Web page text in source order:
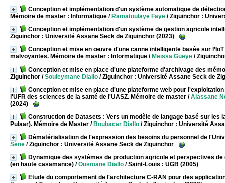
Conception et implémentation d'un système automatique de
Mémoire de master : Informatique / Ramatoulaye Faye / Ziguinchor :
Conception et implémentation d'un système de gestion agricole
Ziguinchor : Université Assane Seck de Ziguinchor (2023)
Conception et mise en œuvre d'une canne intelligente basée sur
malvoyantes. Mémoire de master : Informatique / Meïssa Gueye /
Conception et mise en place d'une plateforme d'archivage des
Ziguinchor /Souleymane Diallo / Ziguinchor : Université Assane Seck de
Conception et mise en place d'une plateforme web pour
l'UFR des sciences de la santé de l'UASZ. Mémoire de master /Alassane
(2024)
Construction de Datasets : Vers un modèle de langage basé sur les
Pulaar). Mémoire de Master / Boubacar Diallo / Ziguinchor : Université
Dématérialisation de l'expression des besoins du personnel de
Sène / Ziguinchor : Université Assane Seck de Ziguinchor
Dynamique des systèmes de production agricole et perspectives
(en haute casamance) /Ousmane Diallo / Saint-Louis : UGB (2005)
Etude du comportement de l'architecture C-RAN pour des